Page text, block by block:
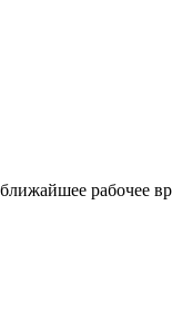
рабочее